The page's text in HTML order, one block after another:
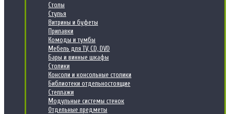
Столы
Стулья
Витрины и буфеты
Прилавки
Комоды и тумбы
Мебель для TV, CD, DVD
Бары и винные шкафы
Столики
Консоли и консольные столики
Библиотеки отдельностоящие
Стеллажи
Модульные системы стенок
Отдельные предметы